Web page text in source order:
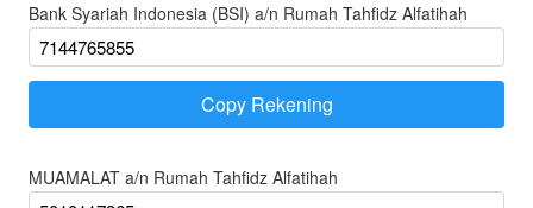
Bank Syariah Indonesia (BSI) a/n Rumah Tahfidz Alfatihah
`
Copy Rekening
MUAMALAT a/n Rumah Tahfidz Alfatihah